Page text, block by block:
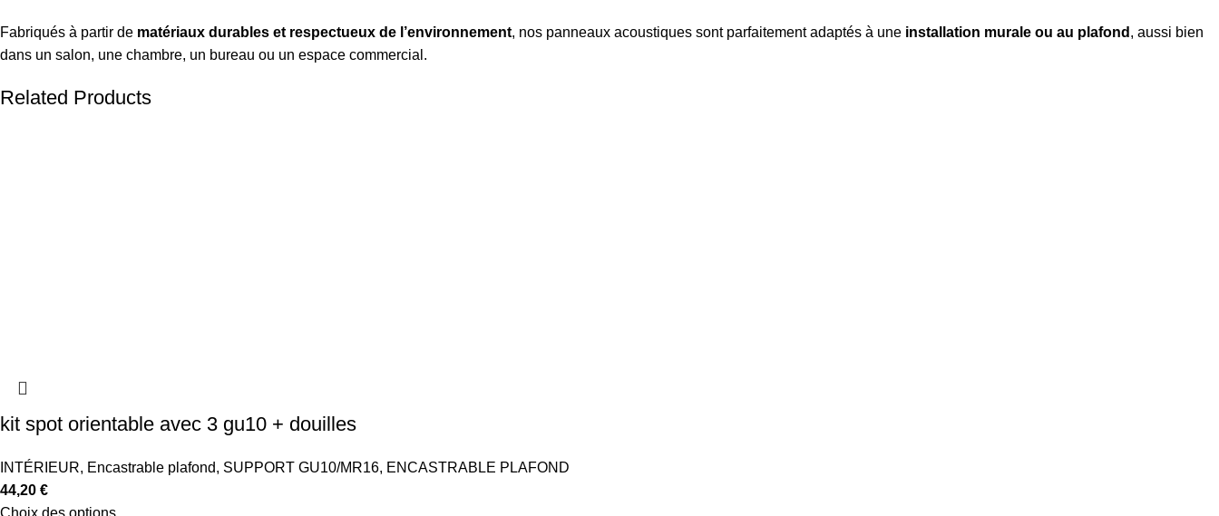
Fabriqués à partir de matériaux durables et respectueux de l’environnement, nos panneaux acoustiques sont parfaitement adaptés à une installation murale ou au plafond , aussi bien
dans un salon, une chambre, un bureau ou un espace commercial.
Related Products
kit spot orientable avec 3 gu10 + douilles
INTÉRIEUR, Encastrable plafond, SUPPORT GU10/MR16, ENCASTRABLE PLAFOND
44,20 €
Choix des options